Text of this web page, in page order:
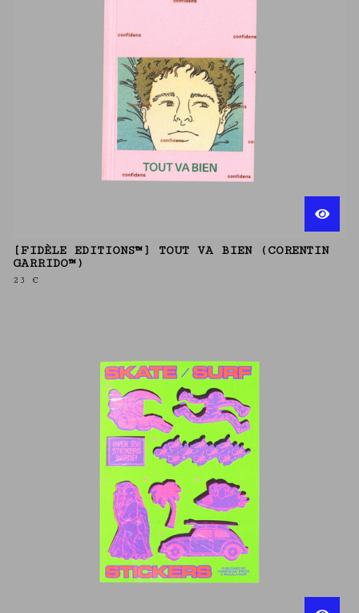
[FIDÈLE EDITIONS™] TOUT VA BIEN (CORENTIN
GARRIDO™)
23 €